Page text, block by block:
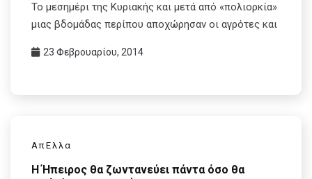
Το μεσημέρι της Κυριακής και μετά από «πολιορκία»
μιας βδομάδας περίπου αποχώρησαν οι αγρότες και
23 Φεβρουαρίου, 2014
ΑπΕλλα
Η Ήπειρος θα ζωντανεύει πάντα όσο θα